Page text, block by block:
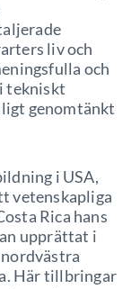
liv och
och
tekniskt
genomtänkt
i USA,
vetenskapliga
Rica hans
upprättat i
Här tillbringar